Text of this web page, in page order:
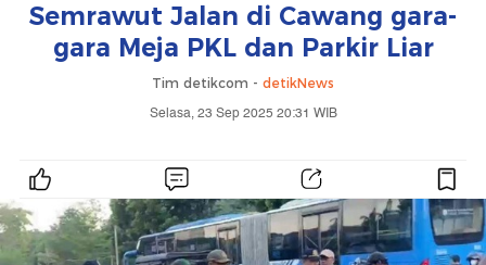
Semrawut Jalan di Cawang gara-
gara Meja PKL dan Parkir Liar
Tim detikcom - detikNews
Selasa, 23 Sep 2025 20:31 WIB